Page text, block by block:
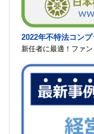
2022年不特法コン
新任者に最適！ファ